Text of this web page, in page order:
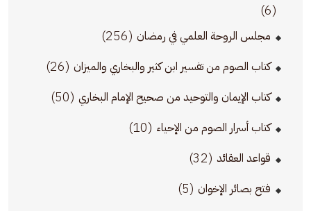
(6)
مجلس الروحة العلمي في رمضان (256)
كتاب الصوم من تفسير ابن كثير والبخاري والميزان (26)
كتاب الإيمان والتوحيد من صحيح الإمام البخاري (50)
كتاب أسرار الصوم من الإحياء (10)
قواعد العقائد (32)
فتح بصائر الإخوان (5)